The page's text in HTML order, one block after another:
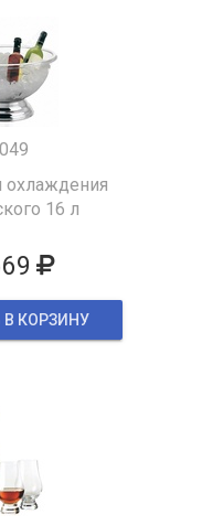
охлаждения
16 л
КОРЗИНУ